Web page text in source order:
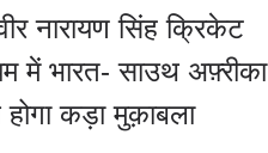
नारायण सिंह क्रिकेट
में भारत- साउथ अफ़्रीका
कड़ा मुक़ाबला